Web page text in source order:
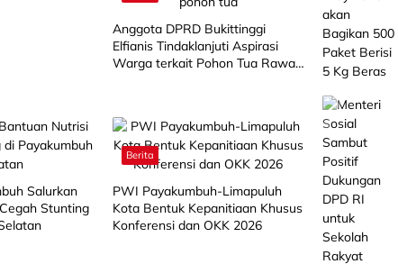
Anggota DPRD Bukittinggi
Elfianis Tindaklanjuti Aspirasi
Warga terkait Pohon Tua Rawan
Salurkan
Stunting
Berita
PWI Payakumbuh-Limapuluh
Kota Bentuk Kepanitiaan Khusus
Konferensi dan OKK 2026